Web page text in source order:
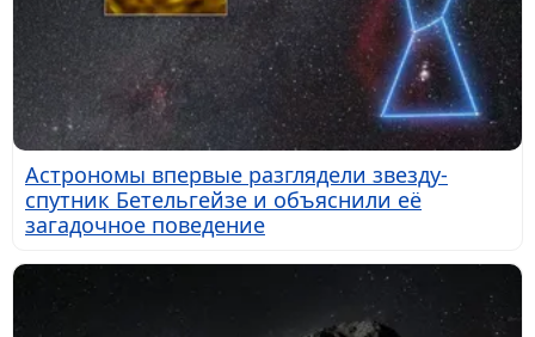
Астрономы впервые разглядели звезду-
спутник Бетельгейзе и объяснили её
загадочное поведение